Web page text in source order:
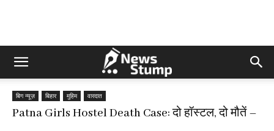
बिग न्यूज़ बिहार मुहिम वारदात
Patna Girls Hostel Death Case: दो हॉस्टल, दो मौतें –